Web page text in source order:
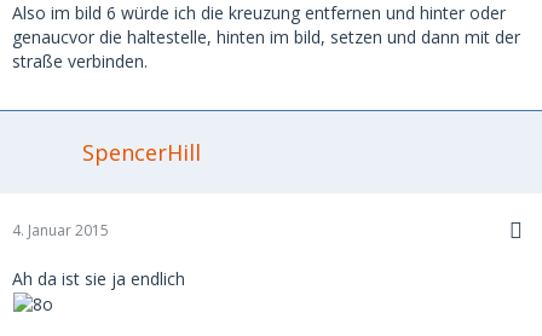
Also im bild 6 würde ich die kreuzung entfernen und hinter oder
genaucvor die haltestelle, hinten im bild, setzen und dann mit der
straße verbinden.
SpencerHill
4. Januar 2015
Ah da ist sie ja endlich